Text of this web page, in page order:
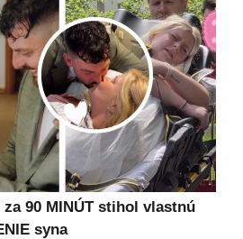
90 MINÚT stihol vlastnú
syna